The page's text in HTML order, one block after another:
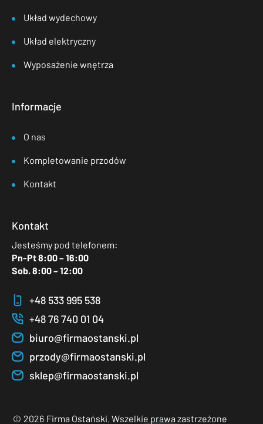
Układ wydechowy
Układ elektryczny
Wyposażenie wnętrza
Informacje
O nas
Kompletowanie przodów
Kontakt
Kontakt
Jesteśmy pod telefonem:
Pn-Pt 8:00 – 16:00
Sob. 8:00 – 12:00
+48 533 995 538
+48 76 740 01 04
biuro@firmaostanski.pl
przody@firmaostanski.pl
sklep@firmaostanski.pl
© 2026 Firma Ostański. Wszelkie prawa zastrzeżone